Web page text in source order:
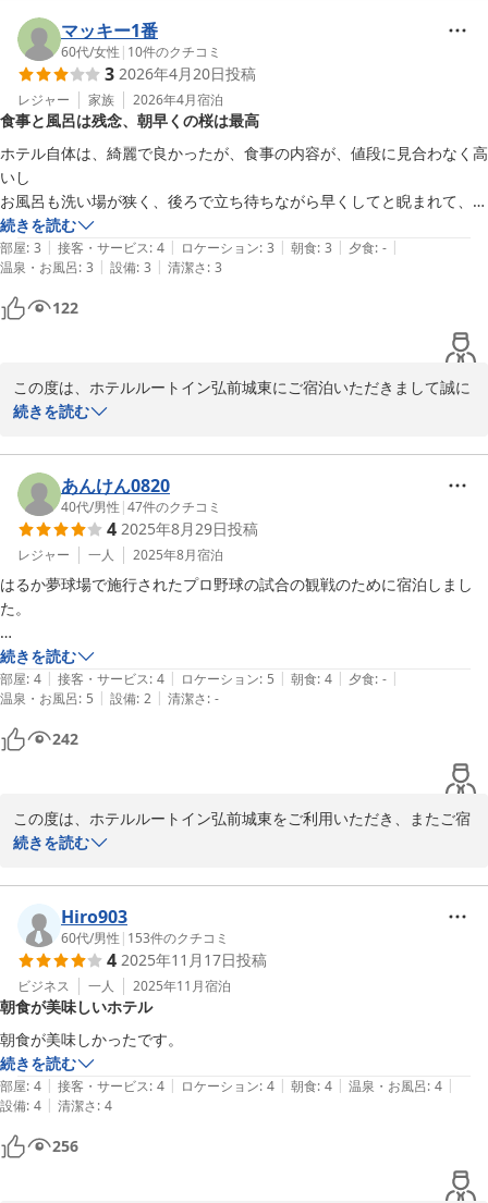
大浴場やアメニティにもご満足いただけたようで何よりでございま
す。
駅から距離がありご足労をおかけいたしますが、今後も安心してお
過ごしいただけるよう努めてまいります。
またのお越しを心よりお待ちしております。
ホテルルートイン弘前城東
フロントクラーク　鈴木
ホテルルートイン弘前城東
2026-02-25
マッキー1番
60代/女性 | 10件のクチコミ
3 2026年4月20日投稿
レジャー 家族 2026年4月宿泊
食事と風呂は残念、朝早くの桜は最高
ホテル自体は、綺麗で良かったが、食事の内容が、値段に見合わなく高
いし
お風呂も洗い場が狭く、後ろで立ち待ちながら早くしてと睨まれて、あ
まりいい気分ではなかったです。
夜桜も見たかったのですが、遠くてあきらめて朝早くホテルを出て観に
行きそれは良かったです。
続きを読む
部屋: 3 | 接客・サービス: 4 | ロケーション: 3 | 朝食: 3 | 夕食: - |
温泉・お風呂: 3 | 設備: 3 | 清潔さ: 3
122
この度は、ホテルルートイン弘前城東にご宿泊いただきまして誠に
ありがとうございます。
お客様にご朝食、大浴場とご期待に副うことができず大変申し訳ご
ざいませんでした。
ご指摘いただきましたことを、スタッフ一同にて検討し改善して参
ります。
お客様にはお忙しい中、ご投稿いただきまして誠にありがとうござ
います。
ホテルルートイン弘前城東
ホテルルートイン弘前城東
2026-04-21
続きを読む
あんけん0820
40代/男性 |47件のクチコミ
4 2025年8月29日投稿
レジャー 一人 2025年8月宿泊
はるか夢球場で施行されたプロ野球の試合の観戦のために宿泊しまし
た。
＜アクセス面＞
１.弘前駅からは19時までなら、弘南交通のバスで向かうことができま
す。
２.はるか夢球場からは徒歩20分程度です。球場から歩いて行くことも
帰ることもできます。
３.周辺にチェーン店の飲食店が多いので、夕食にも困りません。ま
４.近くにゲームセンターもあります。
夜2時まで利用できるので、試合終了後の深夜でもゆっくりすることが
できました。
＜食事＞
朝食のバイキングは種類が多く、また、食堂も広いのでゆっくり食事を
楽しむことができました。
＜設備面＞
TVのBSのチャンネル設定がよくありません。
BS10がリモコンキーに登録されていません。また、BSよしもとや
J:com BSはチャンネルの上下キーで合わせることができません。すべ
て、3桁入力をしなければ見ることができません。なので、チャンネル
続きを読む
部屋: 4 | 接客・サービス: 4 | ロケーション: 5 | 朝食: 4 | 夕食: - |
温泉・お風呂: 5 | 設備: 2 | 清潔さ: -
242
この度は、ホテルルートイン弘前城東をご利用いただき、またご宿
泊に関する貴重なご意見をお寄せいただき、誠にありがとうござい
はるか夢球場でのプロ野球観戦の際にご利用いただけたとのこと
で、アクセス面や周辺の飲食店の利便性、ホテル内の設備につきま
してご満足いただけたご様子、大変嬉しく存じます。
また、人工温泉の大浴場につきましても、ごゆっくりとお寛ぎいた
だけたとのこと、大変嬉しく存じます。
朝食バイキングやお部屋・デスクの広さ、ベッドの寝心地に関して
もよい感想をお聞かせいただき、心より感謝申し上げます。
一方、テレビのBSチャンネル設定に関しまして、ご不便をおかけし
続きを読む
Hiro903
60代/男性 | 153件のクチコミ
4 2025年11月17日投稿
ビジネス 一人 2025年11月宿泊
朝食が美味しいホテル
朝食が美味しかったです。
続きを読む
部屋: 4 | 接客・サービス: 4 | ロケーション: 4 | 朝食: 4 | 温泉・お風呂: 4 |
設備: 4 | 清潔さ: 4
256